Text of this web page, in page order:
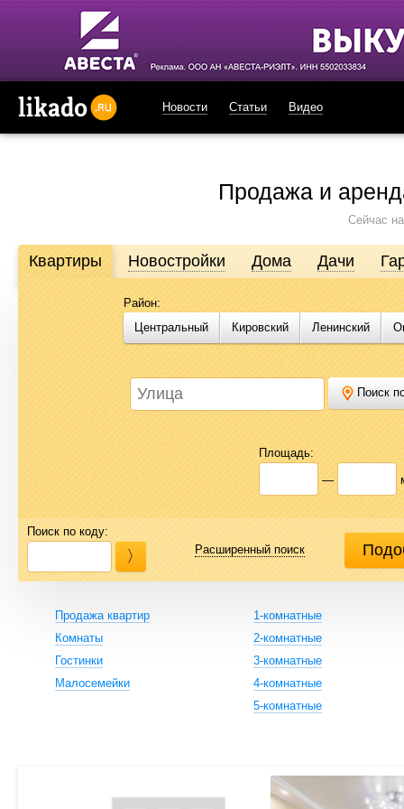
Новости Статьи Видео
Продажа и
Сейчас
Продажа и аренда недвижимости в Омске
Likado.ru – сайт актуальных и достоверных объявлений по
или купить квартиру, найти землю под строительство,
Likado.ru, чтобы сэкономить время и силы в поисках нужного
Квартиры Новостройки Дома Дачи
Район:
Центральный
Кировский Ленинский
Поиск
Площадь:
—
Поиск по коду:
Расширенный поиск
Продажа квартир
Комнаты
Гостинки
Малосемейки
1-комнатные
2-комнатные
3-комнатные
4-комнатные
5-комнатные